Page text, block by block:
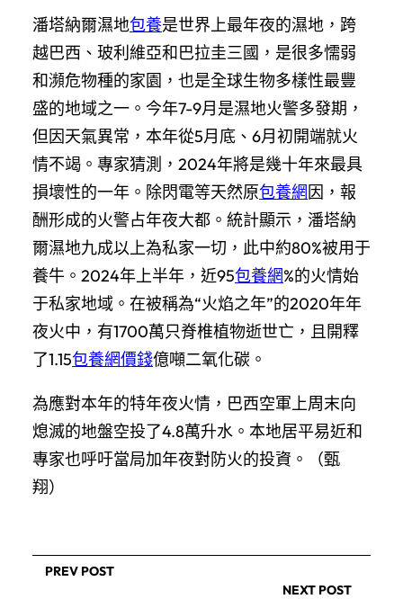
潘塔納爾濕地包養是世界上最年夜的濕地，跨
越巴西、玻利維亞和巴拉圭三國，是很多懦弱
和瀕危物種的家園，也是全球生物多樣性最豐
盛的地域之一。今年7-9月是濕地火警多發期，
但因天氣異常，本年從5月底、6月初開端就火
情不竭。專家猜測，2024年將是幾十年來最具
損壞性的一年。除閃電等天然原包養網因，報
酬形成的火警占年夜大都。統計顯示，潘塔納
爾濕地九成以上為私家一切，此中約80%被用于
養牛。2024年上半年，近95包養網%的火情始
于私家地域。在被稱為“火焰之年”的2020年年
夜火中，有1700萬只脊椎植物逝世亡，且開釋
了1.15包養網價錢億噸二氧化碳。
為應對本年的特年夜火情，巴西空軍上周末向
熄滅的地盤空投了4.8萬升水。本地居平易近和
專家也呼吁當局加年夜對防火的投資。（甄
翔）
PREV POST
NEXT POST